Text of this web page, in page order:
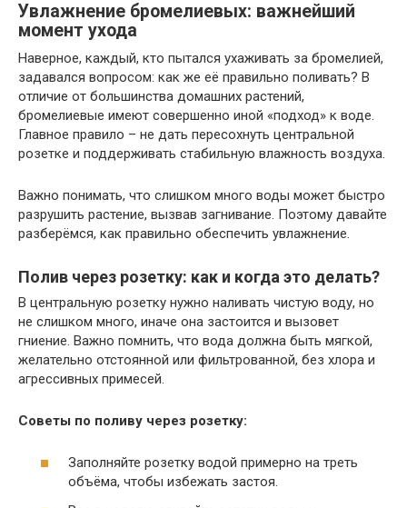
Увлажнение бромелиевых: важнейший
момент ухода
Наверное, каждый, кто пытался ухаживать за бромелией,
задавался вопросом: как же её правильно поливать? В
отличие от большинства домашних растений,
бромелиевые имеют совершенно иной «подход» к воде.
Главное правило – не дать пересохнуть центральной
розетке и поддерживать стабильную влажность воздуха.
Важно понимать, что слишком много воды может быстро
разрушить растение, вызвав загнивание. Поэтому давайте
разберёмся, как правильно обеспечить увлажнение.
Полив через розетку: как и когда это делать?
В центральную розетку нужно наливать чистую воду, но
не слишком много, иначе она застоится и вызовет
гниение. Важно помнить, что вода должна быть мягкой,
желательно отстоянной или фильтрованной, без хлора и
агрессивных примесей.
Советы по поливу через розетку:
Заполняйте розетку водой примерно на треть
объёма, чтобы избежать застоя.